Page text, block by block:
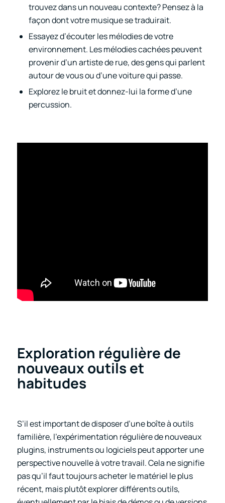
trouvez dans un nouveau contexte? Pensez à la
façon dont votre musique se traduirait.
Essayez d’écouter les mélodies de votre
environnement. Les mélodies cachées peuvent
provenir d’un artiste de rue, des gens qui parlent
autour de vous ou d’une voiture qui passe.
Explorez le bruit et donnez-lui la forme d’une
percussion.
Exploration régulière de
nouveaux outils et
habitudes
S’il est important de disposer d’une boîte à outils
familière, l’expérimentation régulière de nouveaux
plugins, instruments ou logiciels peut apporter une
perspective nouvelle à votre travail. Cela ne signifie
pas qu’il faut toujours acheter le matériel le plus
récent, mais plutôt explorer différents outils,